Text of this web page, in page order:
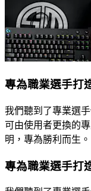
專為職業選手打
我們聽到了專業選
可由使用者更換的
明，專為勝利而生。
專為職業選手打